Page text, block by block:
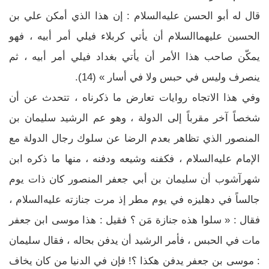
قال له أبو الحسن عليه‌السلام : إن هذا الذي أمكن علي بن
الحسين عليهما‌السلام أن يأتي كربلاء فيلي أمر أبيه ، فهو
يمكّن صاحب هذا الأمر أن يأتي بغداد فيلي أمر أبيه ، ثم
ينصرف وليس في حبس ولا في أسار » (14).
وفي هذا الاتجاه روايات تعارض ما ذكرناه ، تتحدث عن أن
شخصاً آخر مقرباً إلى الدولة ، وهو عم الرشيد سليمان بن
المنصور الذي تظاهر بعدم الرضا عن سلوك رجال الدولة مع
الإمام عليه‌السلام ، فكفنه وشيعه ودفنه ، منها ما ذكره ابن
شهرآشوب أن سليمان بن أبي جعفر المنصور كان ذات يوم
جالساً في دهليزه في يوم مطر إذ مرت جنازته عليه‌السلام ،
فقال : « سلوا هذه جنازة مَن ؟ فقيل : هذا موسى ابن جعفر
مات في الحبس ، فأمر الرشيد أن يدفن بحاله ، فقال سليمان
: موسى بن جعفر يدفن هكذا ؟! فإن في الدنيا من كان يخاف